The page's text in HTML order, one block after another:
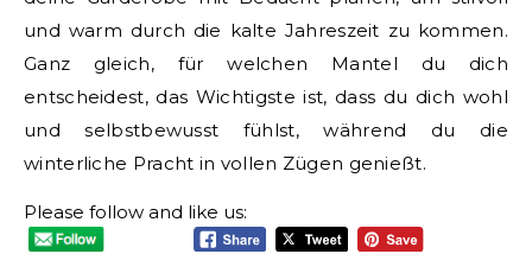
und warm durch die kalte Jahreszeit zu kommen.
Ganz gleich, für welchen Mantel du dich
entscheidest, das Wichtigste ist, dass du dich wohl
und selbstbewusst fühlst, während du die
winterliche Pracht in vollen Zügen genießt.
Please follow and like us: